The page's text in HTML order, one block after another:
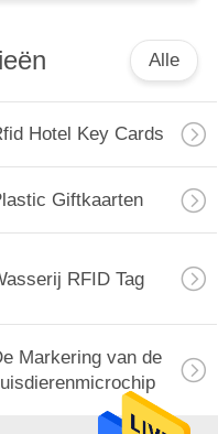
Alle
Hotel Key Cards
Giftkaarten
RFID Tag
Markering van de